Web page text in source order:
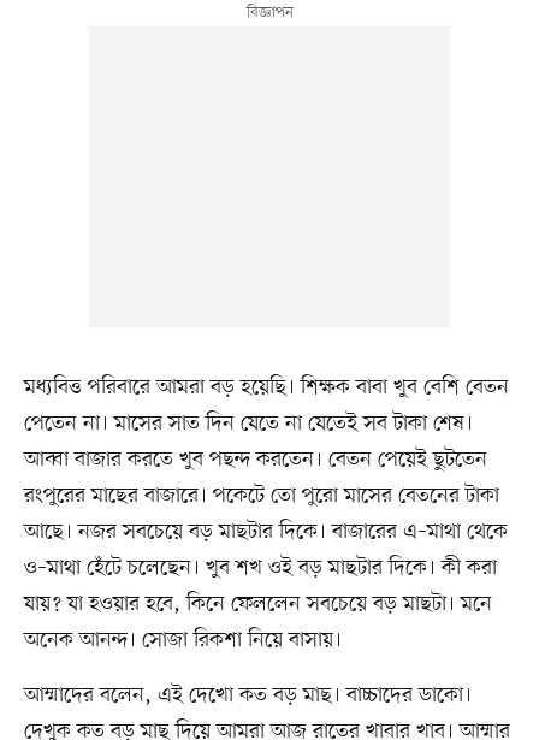
মধ্যবিত্ত পরিবারে আমরা বড় হয়েছি। শিক্ষক বাবা খুব বেশি বেতন
পেতেন না। মাসের সাত দিন যেতে না যেতেই সব টাকা শেষ।
আব্বা বাজার করতে খুব পছন্দ করতেন। বেতন পেয়েই ছুটতেন
রংপুরের মাছের বাজারে। পকেটে তো পুরো মাসের বেতনের টাকা
আছে। নজর সবচেয়ে বড় মাছটার দিকে। বাজারের এ–মাথা থেকে
ও–মাথা হেঁটে চলেছেন। খুব শখ ওই বড় মাছটার দিকে। কী করা
যায়? যা হওয়ার হবে, কিনে ফেললেন সবচেয়ে বড় মাছটা। মনে
অনেক আনন্দ। সোজা রিকশা নিয়ে বাসায়।
আম্মাদের বলেন, এই দেখো কত বড় মাছ। বাচ্চাদের ডাকো।
দেখুক কত বড় মাছ দিয়ে আমরা আজ রাতের খাবার খাব। আম্মার